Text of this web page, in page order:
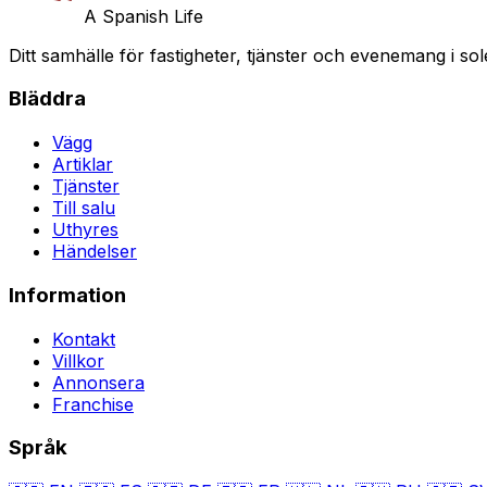
A Spanish Life
Ditt samhälle för fastigheter, tjänster och evenemang i
Bläddra
Vägg
Artiklar
Tjänster
Till salu
Uthyres
Händelser
Information
Kontakt
Villkor
Annonsera
Franchise
Språk